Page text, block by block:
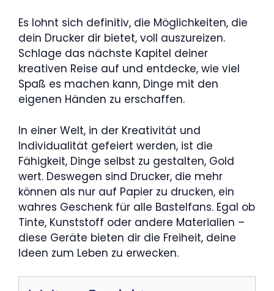
Es lohnt sich definitiv, die Möglichkeiten, die
dein Drucker dir bietet, voll auszureizen.
Schlage das nächste Kapitel deiner
kreativen Reise auf und entdecke, wie viel
Spaß es machen kann, Dinge mit den
eigenen Händen zu erschaffen.
In einer Welt, in der Kreativität und
Individualität gefeiert werden, ist die
Fähigkeit, Dinge selbst zu gestalten, Gold
wert. Deswegen sind Drucker, die mehr
können als nur auf Papier zu drucken, ein
wahres Geschenk für alle Bastelfans. Egal ob
Tinte, Kunststoff oder andere Materialien –
diese Geräte bieten dir die Freiheit, deine
Ideen zum Leben zu erwecken.